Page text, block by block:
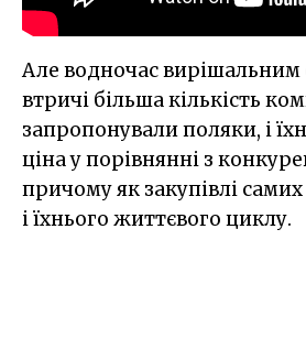
Але водночас вирішальним
втричі більша кількість
запропонували поляки, і
ціна у порівнянні з
причому як закупівлі
і їхнього життєвого циклу.